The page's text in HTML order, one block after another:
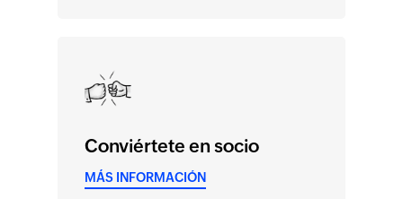
Conviértete en socio
MÁS INFORMACIÓN